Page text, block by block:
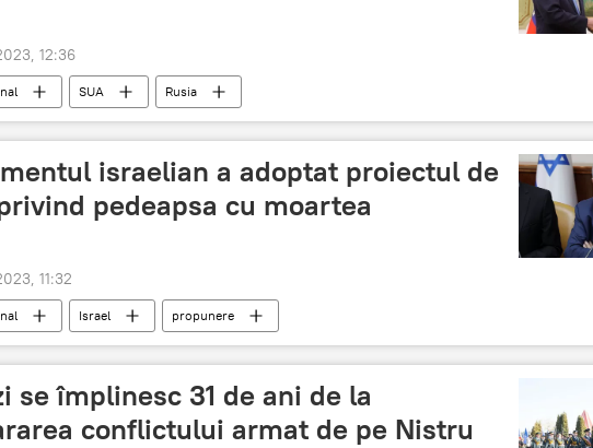
12:36
SUA Rusia
israelian a adoptat proiectul de
pedeapsa cu moartea
11:32
Israel propunere
se împlinesc 31 de ani de la
conflictului armat de pe Nistru